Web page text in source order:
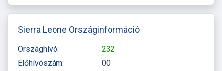
Sierra Leone Országinformáció
Országhívó:
232
Előhívószám:
00